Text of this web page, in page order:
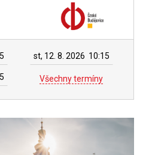
st, 12. 8. 2026 10:15
Všechny termíny